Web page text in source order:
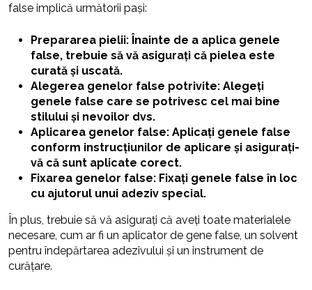
false implică următorii pași:
Prepararea pielii: Înainte de a aplica genele
false, trebuie să vă asigurați că pielea este
curată și uscată.
Alegerea genelor false potrivite: Alegeți
genele false care se potrivesc cel mai bine
stilului și nevoilor dvs.
Aplicarea genelor false: Aplicați genele false
conform instrucțiunilor de aplicare și asigurați-
vă că sunt aplicate corect.
Fixarea genelor false: Fixați genele false în loc
cu ajutorul unui adeziv special.
În plus, trebuie să vă asigurați că aveți toate materialele
necesare, cum ar fi un aplicator de gene false, un solvent
pentru îndepărtarea adezivului și un instrument de
curățare.